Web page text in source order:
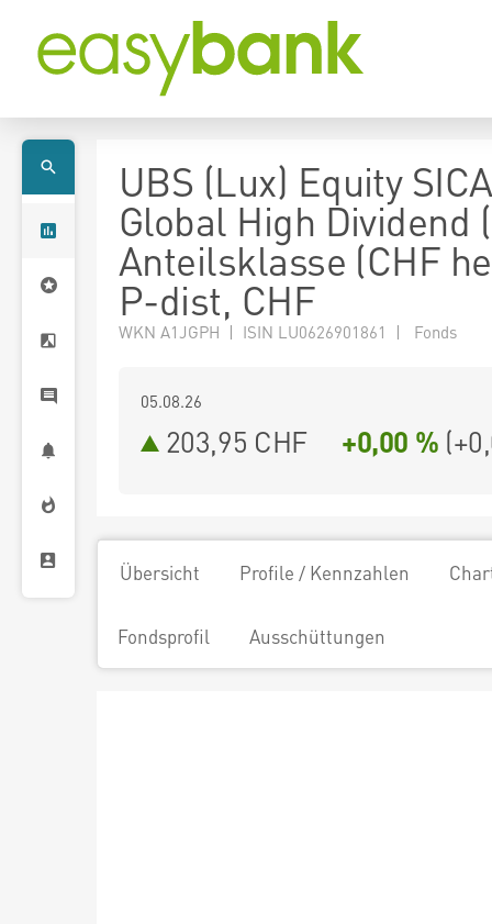
UBS (Lux) Equity
Global High Dividend
Anteilsklasse (CHF
P-dist, CHF
WKN A1JGPH | ISIN LU0626901861 | Fonds
05.08.26
203,95 CHF +0,00 % (
Übersicht Profile / Kennzahlen
Fondsprofil Ausschüttungen